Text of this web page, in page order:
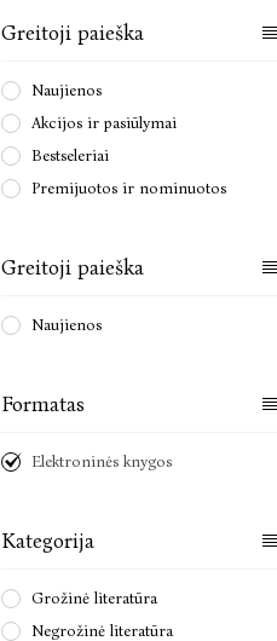
Greitoji paieška
Naujienos
Akcijos ir pasiūlymai
Bestseleriai
Premijuotos ir nominuotos
Greitoji paieška
Naujienos
Formatas
Elektroninės knygos
Kategorija
Grožinė literatūra
Negrožinė literatūra